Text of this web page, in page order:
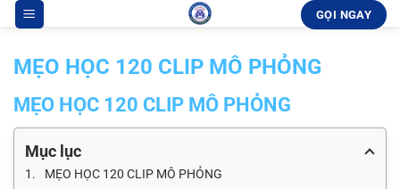
qua
nội
dung
GỌI NGAY
MẸO HỌC 120 CLIP MÔ PHỎNG
MẸO HỌC 120 CLIP MÔ PHỎNG
Mục lục
MẸO HỌC 120 CLIP MÔ PHỎNG